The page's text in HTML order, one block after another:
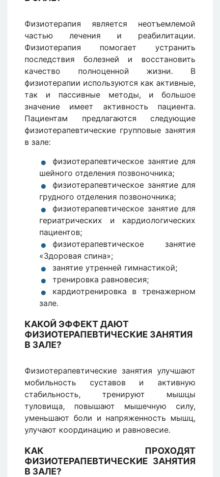
Физиотерапия является неотъемлемой
частью лечения и реабилитации.
Физиотерапия помогает устранить
последствия болезней и восстановить
качество полноценной жизни. В
физиотерапии используются как активные,
так и пассивные методы, и большое
значение имеет активность пациента.
Пациентам предлагаются следующие
физиотерапевтические групповые занятия
в зале:
физиотерапевтическое занятие для
шейного отделения позвоночника;
физиотерапевтическое занятие для
грудного отделения позвоночника;
физиотерапевтическое занятие для
гериатрических и кардиологических
пациентов;
физиотерапевтическое занятие
«Здоровая спина»;
занятие утренней гимнастикой;
тренировка равновесия;
кардиотренировка в тренажерном
зале.
КАКОЙ ЭФФЕКТ ДАЮТ
ФИЗИОТЕРАПЕВТИЧЕСКИЕ ЗАНЯТИЯ
В ЗАЛЕ?
Физиотерапевтические занятия улучшают
мобильность суставов и активную
стабильность, тренируют мышцы
туловища, повышают мышечную силу,
уменьшают боли и напряженность мышц,
улучают координацию и равновесие.
КАК ПРОХОДЯТ
ФИЗИОТЕРАПЕВТИЧЕСКИЕ ЗАНЯТИЯ
В ЗАЛЕ?